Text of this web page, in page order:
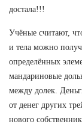
достала!!!
Учёные считают,
и тела можно
определённых
мандариновые
между долек.
от денег других
нового